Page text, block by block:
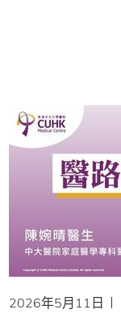
2026年5月11日